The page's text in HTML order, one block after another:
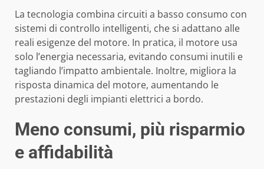
La tecnologia combina circuiti a basso consumo con
sistemi di controllo intelligenti, che si adattano alle
reali esigenze del motore. In pratica, il motore usa
solo l’energia necessaria, evitando consumi inutili e
tagliando l’impatto ambientale. Inoltre, migliora la
risposta dinamica del motore, aumentando le
prestazioni degli impianti elettrici a bordo.
Meno consumi, più risparmio
e affidabilità